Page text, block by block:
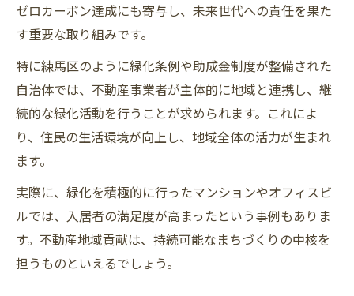
ゼロカーボン達成にも寄与し、未来世代への責任を果た
す重要な取り組みです。
特に練馬区のように緑化条例や助成金制度が整備された
自治体では、不動産事業者が主体的に地域と連携し、継
続的な緑化活動を行うことが求められます。これによ
り、住民の生活環境が向上し、地域全体の活力が生まれ
ます。
実際に、緑化を積極的に行ったマンションやオフィスビ
ルでは、入居者の満足度が高まったという事例もありま
す。不動産地域貢献は、持続可能なまちづくりの中核を
担うものといえるでしょう。